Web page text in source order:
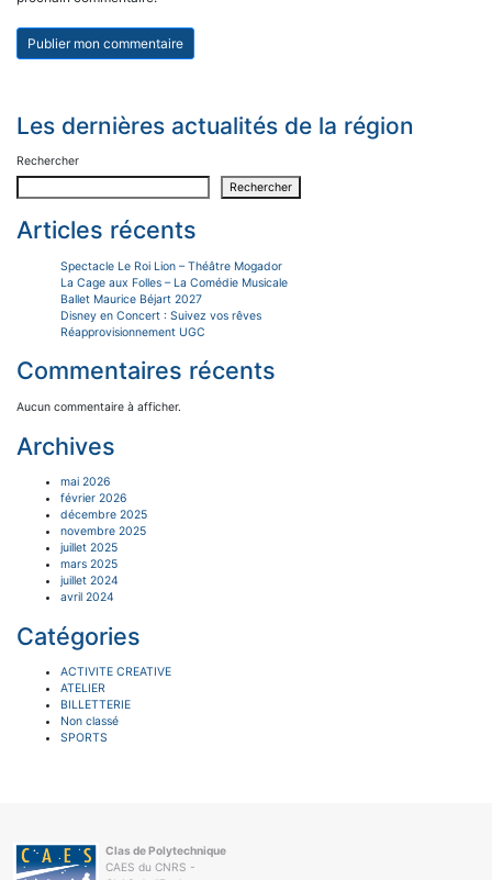
Les dernières actualités de la région
Rechercher
Rechercher
Articles récents
Spectacle Le Roi Lion – Théâtre Mogador
La Cage aux Folles – La Comédie Musicale
Ballet Maurice Béjart 2027
Disney en Concert : Suivez vos rêves
Réapprovisionnement UGC
Commentaires récents
Aucun commentaire à afficher.
Archives
mai 2026
février 2026
décembre 2025
novembre 2025
juillet 2025
mars 2025
juillet 2024
avril 2024
Catégories
ACTIVITE CREATIVE
ATELIER
BILLETTERIE
Non classé
SPORTS
Clas de Polytechnique
CAES du CNRS -